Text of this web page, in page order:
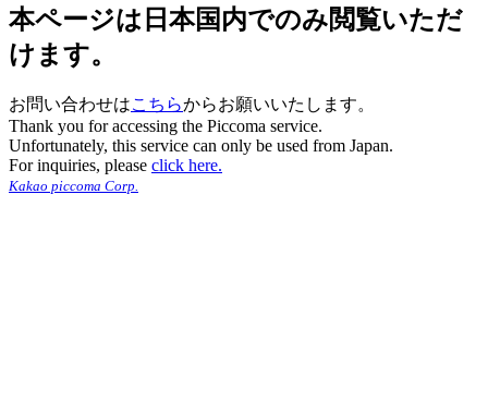
本ページは日本国内でのみ閲覧いただ
けます。
お問い合わせはこちらからお願いいたします。
Thank you for accessing the Piccoma service.
Unfortunately, this service can only be used from Japan.
For inquiries, please click here.
Kakao piccoma Corp.